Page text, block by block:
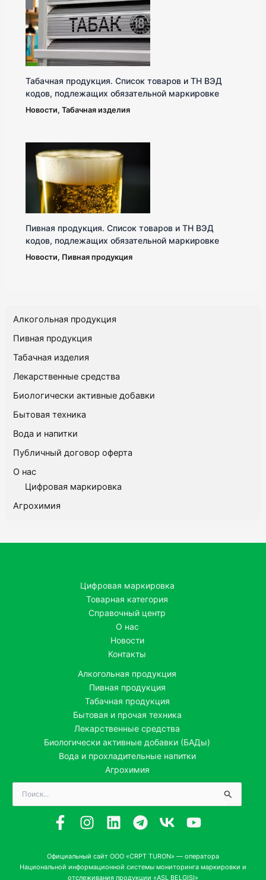
Табачная продукция. Список товаров и ТН ВЭД
кодов, подлежащих обязательной маркировке
Новости, Табачная изделия
Пивная продукция. Список товаров и ТН ВЭД
кодов, подлежащих обязательной маркировке
Новости, Пивная продукция
Алкогольная продукция
Пивная продукция
Табачная изделия
Лекарственные средства
Биологически активные добавки
Бытовая техника
Вода и напитки
Публичный договор оферта
О нас
Цифровая маркировка
Агрохимия
Цифровая маркировка
Товарная категория
Справочный центр
О нас
Новости
Контакты
Алкогольная продукция
Пивная продукция
Табачная продукция
Бытовая и прочая техника
Лекарственные средства
Биологически активные добавки (БАДы)
Вода и прохладительные напитки
Агрохимия
Поиск:
Официальный сайт ООО «CRPT TURON» — оператора
Национальной информационной системы мониторинга маркировки и
отслеживания продукции «ASL BELGISI»